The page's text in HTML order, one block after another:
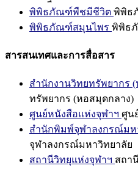
พิพิธภัณฑ์พืชมีชีวิต พิพิธ
พิพิธภัณฑ์สมุนไพร พิพิธ
สารสนเทศและการสื่อสาร
สำนักงานวิทยทรัพยากร
ทรัพยากร (หอสมุดกลาง)
ศูนย์หนังสือแห่งจุฬาฯ ศูน
สำนักพิมพ์จุฬาลงกรณ์มห
จุฬาลงกรณ์มหาวิทยาลัย
สถานีวิทยุแห่งจุฬาฯ สถา